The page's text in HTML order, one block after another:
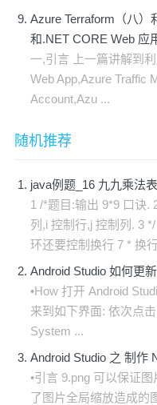
Azure Terraform（八）
和.NET CORE Web 应
一,引言 上一篇讲解到
Web App,Azure Traffic
Account,Azu ...
随机推荐
java例题_16 九九乘法表
1 /*题目:输出 9*9 口诀.
列,i 控制行,j 控制列. 3
环还要控制换行 7 * 换
Android Studio 如何更
•How 打开 Android
来到如下界面: 依次点
System ...
Android Studio 之 制作
•引言 9.png 可以保证
了图片全局缩放造成的